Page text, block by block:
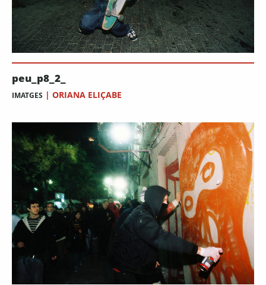
peu_p8_2_
IMATGES | ORIANA ELIÇABE